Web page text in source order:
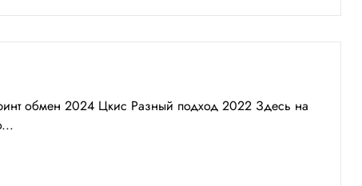
обмен 2024 Цкис Разный подход 2022 Здесь на